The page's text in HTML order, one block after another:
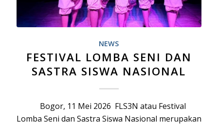
NEWS
FESTIVAL LOMBA SENI DAN
SASTRA SISWA NASIONAL
Bogor, 11 Mei 2026 FLS3N atau Festival
Lomba Seni dan Sastra Siswa Nasional merupakan